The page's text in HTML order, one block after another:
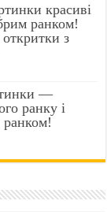
красиві
ранком!
з
—
ранку і